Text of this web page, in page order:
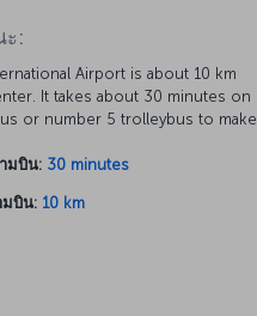
ะ:
Airport is about 10 km
It takes about 30 minutes on
or number 5 trolleybus to make
มบิน: 30 minutes
มบิน: 10 km